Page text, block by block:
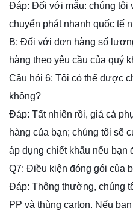
Đáp: Đối với mẫu: chúng tôi
chuyển phát nhanh quốc tế
B: Đối với đơn hàng số
hàng theo yêu cầu của quý
Câu hỏi 6: Tôi có thể được
không?
Đáp: Tất nhiên rồi, giá cả
hàng của bạn; chúng tôi sẽ
áp dụng chiết khấu nếu
Q7: Điều kiện đóng gói của
Đáp: Thông thường, chúng
PP và thùng carton. Nếu